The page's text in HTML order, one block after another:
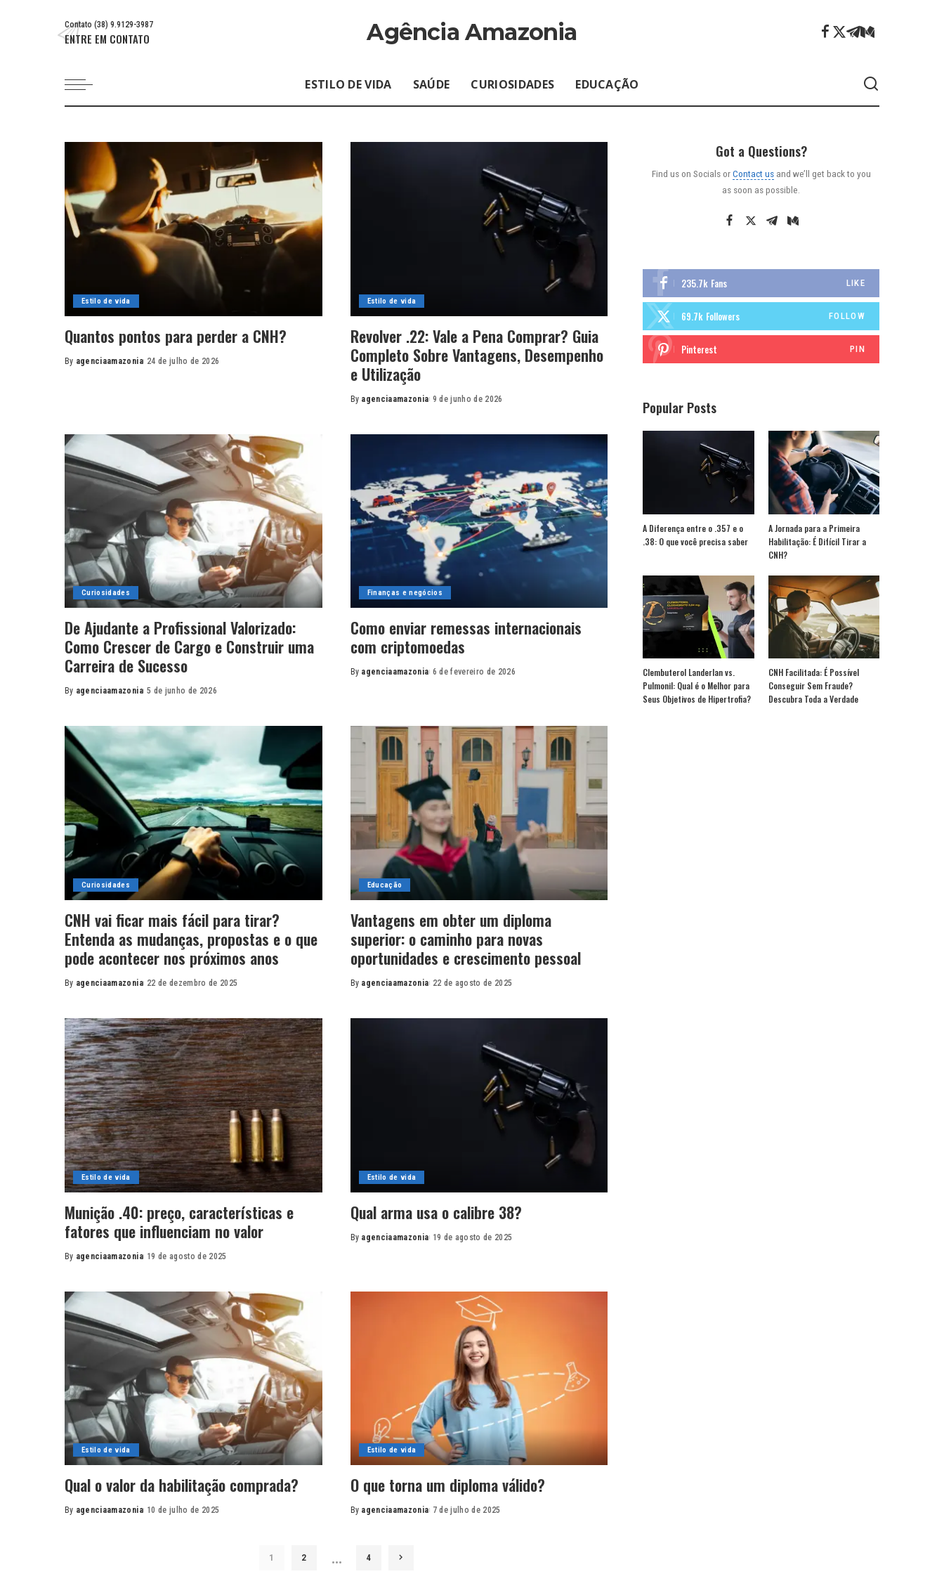
Contato (38) 9.9129-3987
ENTRE EM CONTATO Agência Amazonia
ESTILO DE VIDA SAÚDE CURIOSIDADES EDUCAÇÃO
Estilo de vida
Quantos pontos para perder a CNH?
Posted
By agenciaamazonia 24 de julho de 2026
Estilo de vida
Revolver .22: Vale a Pena Comprar? Guia
Completo Sobre Vantagens, Desempenho
e Utilização
Posted
By agenciaamazonia 9 de junho de 2026
Curiosidades
De Ajudante a Profissional Valorizado:
Como Crescer de Cargo e Construir uma
Carreira de Sucesso
Posted
By agenciaamazonia 5 de junho de 2026
Finanças e negócios
Como enviar remessas internacionais
com criptomoedas
Posted
By agenciaamazonia 6 de fevereiro de 2026
Curiosidades
CNH vai ficar mais fácil para tirar?
Entenda as mudanças, propostas e o que
pode acontecer nos próximos anos
Posted
By agenciaamazonia 22 de dezembro de 2025
Educação
Vantagens em obter um diploma
superior: o caminho para novas
oportunidades e crescimento pessoal
Posted
By agenciaamazonia 22 de agosto de 2025
Estilo de vida
Munição .40: preço, características e
fatores que influenciam no valor
Posted
By agenciaamazonia 19 de agosto de 2025
Estilo de vida
Qual arma usa o calibre 38?
Posted
By agenciaamazonia 19 de agosto de 2025
Estilo de vida
Qual o valor da habilitação comprada?
Posted
By agenciaamazonia 10 de julho de 2025
Estilo de vida
O que torna um diploma válido?
Posted
By agenciaamazonia 7 de julho de 2025
1 2 … 4
Got a Questions?
Find us on Socials orContact usand we’ll get back to you
as soon as possible.
235.7k Fans LIKE
69.7k Followers FOLLOW
Pinterest PIN
Popular Posts
A Diferença entre o .357 e o
.38: O que você precisa saber
A Jornada para a Primeira
Habilitação: É Difícil Tirar a
CNH?
Clembuterol Landerlan vs.
Pulmonil: Qual é o Melhor para
Seus Objetivos de Hipertrofia?
CNH Facilitada: É Possível
Conseguir Sem Fraude?
Descubra Toda a Verdade